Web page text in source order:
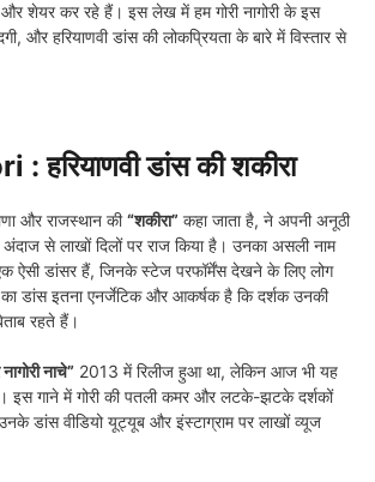
शेयर कर रहे हैं। इस लेख में हम गोरी नागोरी के इस
और हरियाणवी डांस की लोकप्रियता के बारे में विस्तार से
:हरियाणवी डांस की शकीरा
और राजस्थान की“शकीरा” कहा जाता है, ने अपनी अनूठी
से लाखों दिलों पर राज किया है। उनका असली नाम
ऐसी डांसर हैं, जिनके स्टेज परफॉर्मेंस देखने के लिए लोग
डांस इतना एनर्जेटिक और आकर्षक है कि दर्शक उनकी
रहते हैं।
नाचे” 2013 में रिलीज हुआ था, लेकिन आज भी यह
इस गाने में गोरी की पतली कमर और लटके-झटके दर्शकों
डांस वीडियो यूट्यूब और इंस्टाग्राम पर लाखों व्यूज